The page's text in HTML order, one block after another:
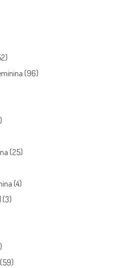
(96)
(25)
(4)
(3)
(59)